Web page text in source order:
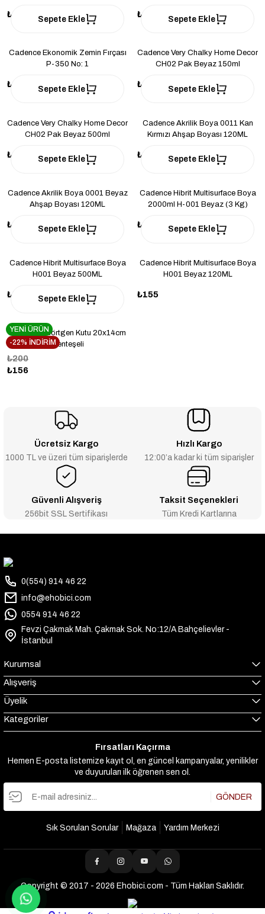
₺227 ₺160
Sepete Ekle
Cadence Ekonomik Zemin Fırçası
P-350 No: 1
₺115
Sepete Ekle
Cadence Very Chalky Home Decor
CH02 Pak Beyaz 150ml
₺157
Sepete Ekle
Cadence Very Chalky Home Decor
CH02 Pak Beyaz 500ml
₺419
Sepete Ekle
Cadence Akrilik Boya 0011 Kan
Kırmızı Ahşap Boyası 120ML
₺116
Sepete Ekle
Cadence Akrilik Boya 0001 Beyaz
Ahşap Boyası 120ML
₺116
Sepete Ekle
Cadence Hibrit Multisurface Boya
2000ml H-001 Beyaz (3 Kg)
₺1.550
Sepete Ekle
Cadence Hibrit Multisurface Boya
H001 Beyaz 500ML
₺520
Sepete Ekle
Cadence Hibrit Multisurface Boya
H001 Beyaz 120ML
₺155
YENİ ÜRÜN
-22% İNDİRİM
Sepete Ekle
Ahşap Dikdörtgen Kutu 20x14cm
Menteşeli
₺156
₺200
Ücretsiz Kargo
1000 TL ve üzeri tüm siparişlerde
Hızlı Kargo
12:00’a kadar ki tüm siparişler
Güvenli Alışveriş
256bit SSL Sertifikası
Taksit Seçenekleri
Tüm Kredi Kartlarına
0(554) 914 46 22
info@ehobici.com
0554 914 46 22
Fevzi Çakmak Mah. Çakmak Sok. No:12/A Bahçelievler -
İstanbul
Kurumsal
Alışveriş
Üyelik
Kategoriler
Fırsatları Kaçırma
Hemen E-posta listemize kayıt ol, en güncel kampanyalar, yenilikler
ve duyuruları ilk öğrenen sen ol.
GÖNDER
Sık Sorulan Sorular Mağaza Yardım Merkezi
Copyright © 2017 - 2026 Ehobici.com - Tüm Hakları Saklıdır.